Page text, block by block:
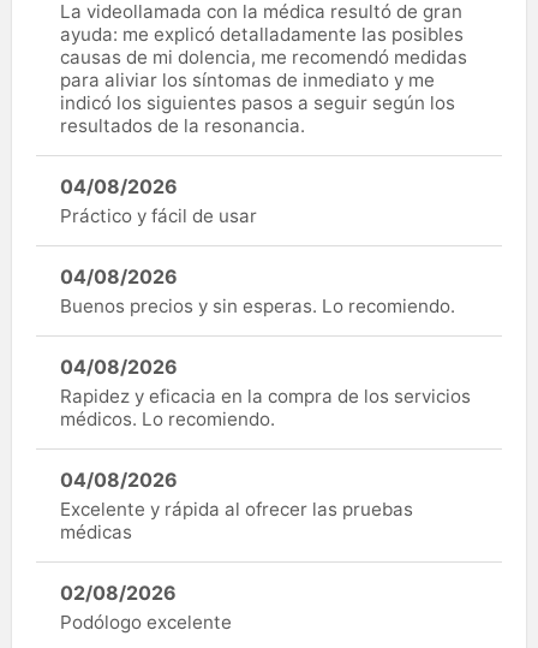
La videollamada con la médica resultó de gran
ayuda: me explicó detalladamente las posibles
causas de mi dolencia, me recomendó medidas
para aliviar los síntomas de inmediato y me
indicó los siguientes pasos a seguir según los
resultados de la resonancia.
04/08/2026
Práctico y fácil de usar
04/08/2026
Buenos precios y sin esperas. Lo recomiendo.
04/08/2026
Rapidez y eficacia en la compra de los servicios
médicos. Lo recomiendo.
04/08/2026
Excelente y rápida al ofrecer las pruebas
médicas
02/08/2026
Podólogo excelente